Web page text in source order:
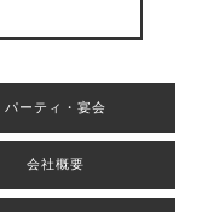
パーティ・宴会
会社概要